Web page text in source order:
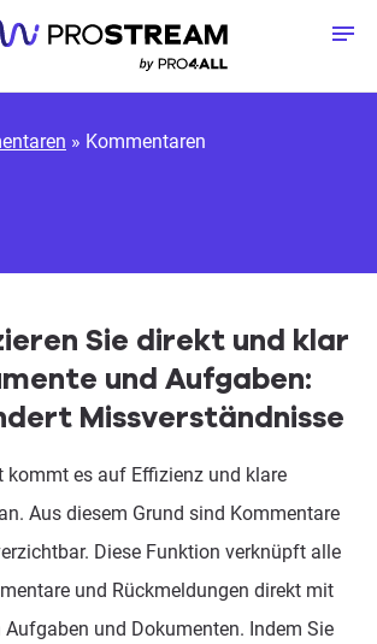
» Kommentaren
Sie direkt und klar
und Aufgaben:
Missverständnisse
kommt es auf Effizienz und klare
Aus diesem Grund sind Kommentare
Diese Funktion verknüpft alle
und Rückmeldungen direkt mit
und Dokumenten. Indem Sie